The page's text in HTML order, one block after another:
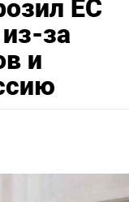
ЕС
за
и